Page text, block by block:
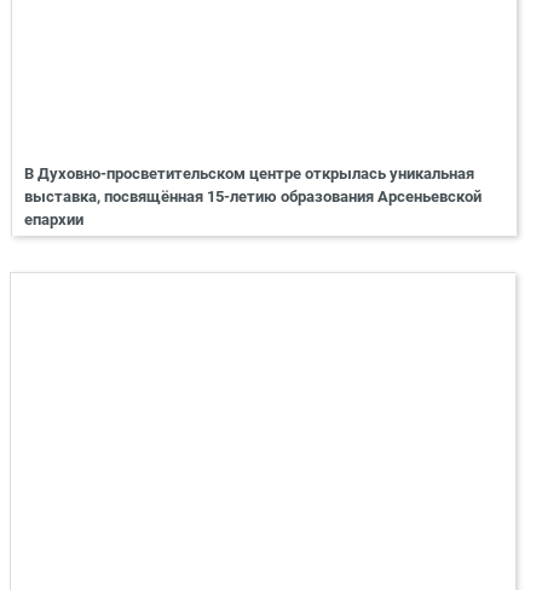
В Духовно-просветительском центре открылась уникальная
выставка, посвящённая 15-летию образования Арсеньевской
епархии